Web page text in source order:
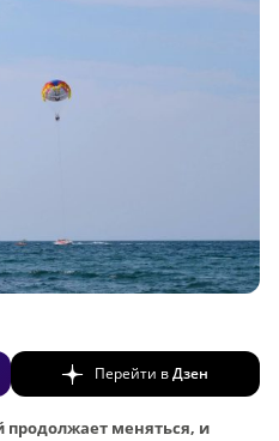
Перейти вДзен
меняться, и